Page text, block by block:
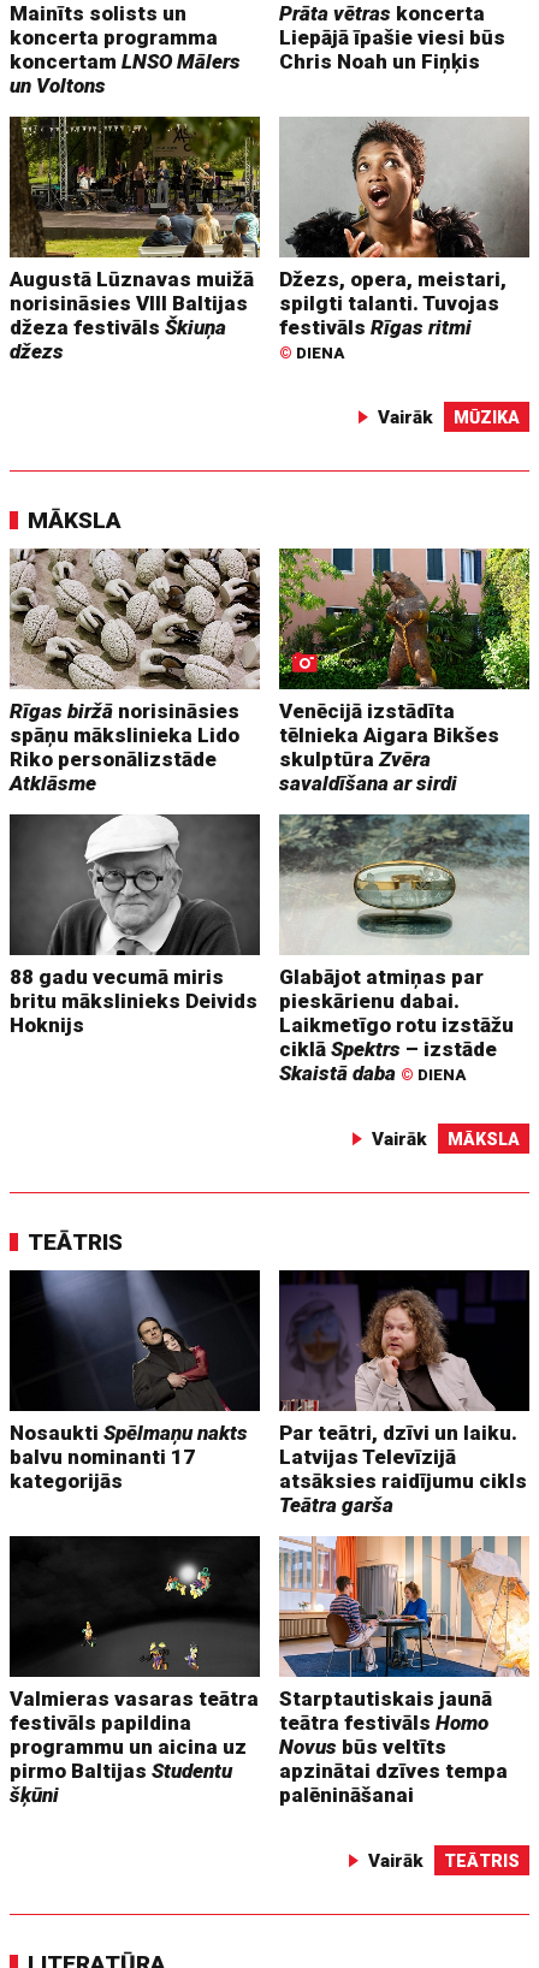
Mainīts solists un
koncerta programma
koncertamLNSO Mālers
un Voltons
Prāta vētras koncerta
Liepājā īpašie viesi būs
Chris Noah un Fiņķis
Augustā Lūznavas muižā
norisināsies VIII Baltijas
džeza festivālsŠkiuņa
džezs
Džezs, opera, meistari,
spilgti talanti. Tuvojas
festivālsRīgas ritmi
© DIENA
Vairāk MŪZIKA
MĀKSLA
Rīgas biržā norisināsies
spāņu mākslinieka Lido
Riko personālizstāde
Atklāsme
Venēcijā izstādīta
tēlnieka Aigara Bikšes
skulptūraZvēra
savaldīšana ar sirdi
88 gadu vecumā miris
britu mākslinieks Deivids
Hoknijs
Glabājot atmiņas par
pieskārienu dabai.
Laikmetīgo rotu izstāžu
ciklāSpektrs – izstāde
Skaistā daba © DIENA
Vairāk MĀKSLA
TEĀTRIS
NosauktiSpēlmaņu nakts
balvu nominanti 17
kategorijās
Par teātri, dzīvi un laiku.
Latvijas Televīzijā
atsāksies raidījumu cikls
Teātra garša
Valmieras vasaras teātra
festivāls papildina
programmu un aicina uz
pirmo BaltijasStudentu
šķūni
Starptautiskais jaunā
teātra festivālsHomo
Novus būs veltīts
apzinātai dzīves tempa
palēnināšanai
Vairāk TEĀTRIS